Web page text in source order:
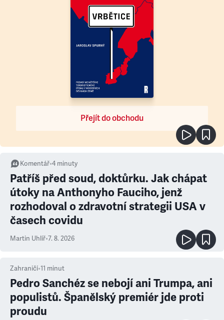
Přejít do obchodu
Komentář•4 minuty
Patříš před soud, doktůrku. Jak chápat
útoky na Anthonyho Fauciho, jenž
rozhodoval o zdravotní strategii USA v
časech covidu
Martin Uhlíř•7. 8. 2026
Zahraničí•11 minut
Pedro Sanchéz se nebojí ani Trumpa, ani
populistů. Španělský premiér jde proti
proudu